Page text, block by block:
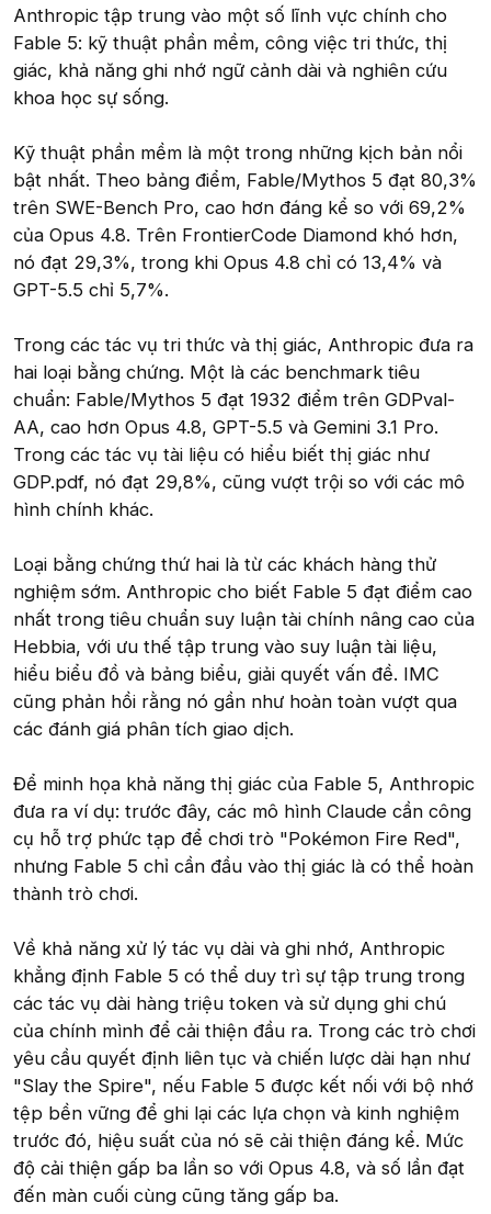
Anthropic tập trung vào một số lĩnh vực chính cho
Fable 5: kỹ thuật phần mềm, công việc tri thức, thị
giác, khả năng ghi nhớ ngữ cảnh dài và nghiên cứu
khoa học sự sống.
Kỹ thuật phần mềm là một trong những kịch bản nổi
bật nhất. Theo bảng điểm, Fable/Mythos 5 đạt 80,3%
trên SWE-Bench Pro, cao hơn đáng kể so với 69,2%
của Opus 4.8. Trên FrontierCode Diamond khó hơn,
nó đạt 29,3%, trong khi Opus 4.8 chỉ có 13,4% và
GPT-5.5 chỉ 5,7%.
Trong các tác vụ tri thức và thị giác, Anthropic đưa ra
hai loại bằng chứng. Một là các benchmark tiêu
chuẩn: Fable/Mythos 5 đạt 1932 điểm trên GDPval-
AA, cao hơn Opus 4.8, GPT-5.5 và Gemini 3.1 Pro.
Trong các tác vụ tài liệu có hiểu biết thị giác như
GDP.pdf, nó đạt 29,8%, cũng vượt trội so với các mô
hình chính khác.
Loại bằng chứng thứ hai là từ các khách hàng thử
nghiệm sớm. Anthropic cho biết Fable 5 đạt điểm cao
nhất trong tiêu chuẩn suy luận tài chính nâng cao của
Hebbia, với ưu thế tập trung vào suy luận tài liệu,
hiểu biểu đồ và bảng biểu, giải quyết vấn đề. IMC
cũng phản hồi rằng nó gần như hoàn toàn vượt qua
các đánh giá phân tích giao dịch.
Để minh họa khả năng thị giác của Fable 5, Anthropic
đưa ra ví dụ: trước đây, các mô hình Claude cần công
cụ hỗ trợ phức tạp để chơi trò "Pokémon Fire Red",
nhưng Fable 5 chỉ cần đầu vào thị giác là có thể hoàn
thành trò chơi.
Về khả năng xử lý tác vụ dài và ghi nhớ, Anthropic
khẳng định Fable 5 có thể duy trì sự tập trung trong
các tác vụ dài hàng triệu token và sử dụng ghi chú
của chính mình để cải thiện đầu ra. Trong các trò chơi
yêu cầu quyết định liên tục và chiến lược dài hạn như
"Slay the Spire", nếu Fable 5 được kết nối với bộ nhớ
tệp bền vững để ghi lại các lựa chọn và kinh nghiệm
trước đó, hiệu suất của nó sẽ cải thiện đáng kể. Mức
độ cải thiện gấp ba lần so với Opus 4.8, và số lần đạt
đến màn cuối cùng cũng tăng gấp ba.